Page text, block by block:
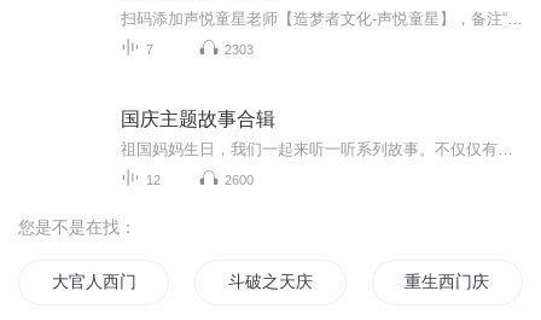
7 2303
国庆主题故事合辑
12 2600
您是不是在找：
大官人西门庆 斗破之天庆焰火 重生西门庆